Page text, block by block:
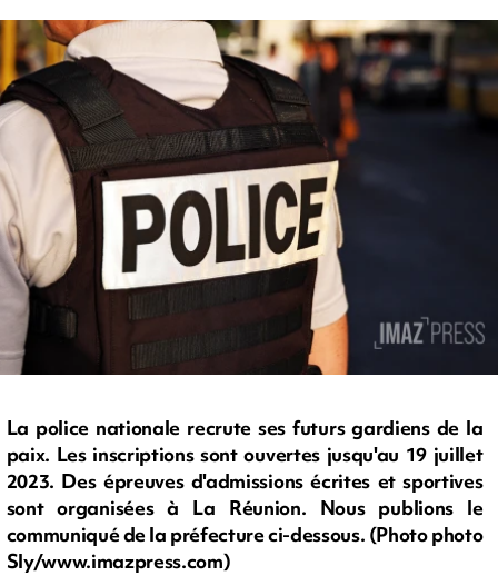
La police nationale recrute ses futurs gardiens de la
paix. Les inscriptions sont ouvertes jusqu'au 19 juillet
2023. Des épreuves d'admissions écrites et sportives
sont organisées à La Réunion. Nous publions le
communiqué de la préfecture ci-dessous. (Photo photo
Sly/www.imazpress.com)